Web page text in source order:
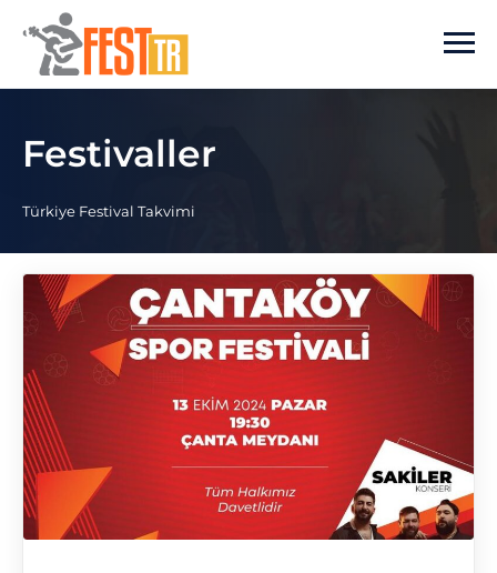
Ana içeriğe atla
Festivaller
Türkiye Festival Takvimi